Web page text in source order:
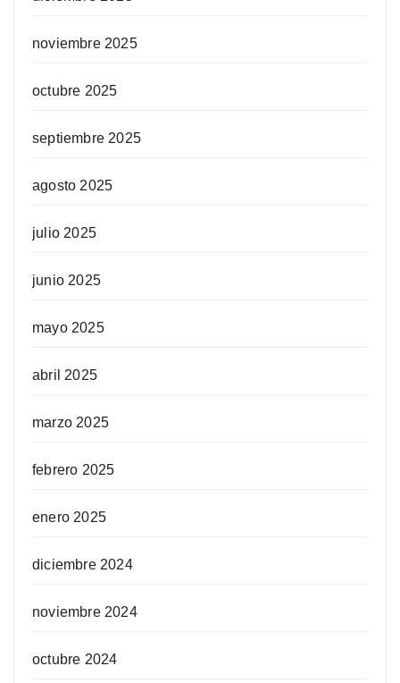
noviembre 2025
octubre 2025
septiembre 2025
agosto 2025
julio 2025
junio 2025
mayo 2025
abril 2025
marzo 2025
febrero 2025
enero 2025
diciembre 2024
noviembre 2024
octubre 2024